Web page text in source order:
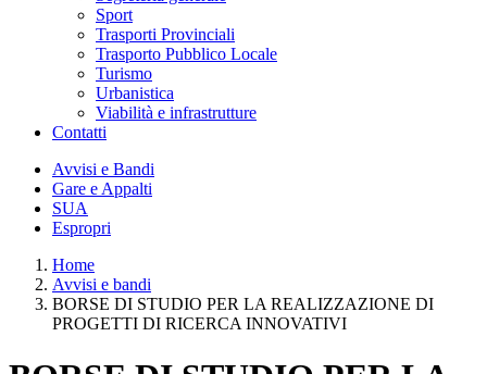
Sport
Trasporti Provinciali
Trasporto Pubblico Locale
Turismo
Urbanistica
Viabilità e infrastrutture
Contatti
Avvisi e Bandi
Gare e Appalti
SUA
Espropri
Home
Avvisi e bandi
BORSE DI STUDIO PER LA REALIZZAZIONE DI
PROGETTI DI RICERCA INNOVATIVI